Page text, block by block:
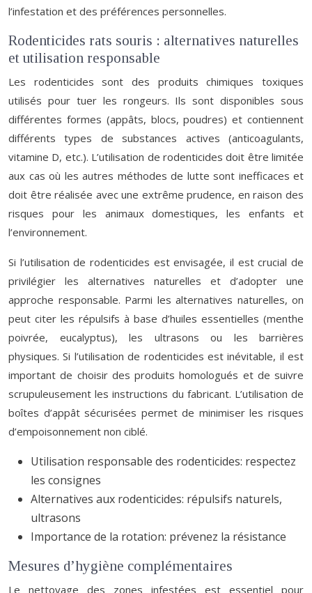
l’infestation et des préférences personnelles.
Rodenticides rats souris : alternatives naturelles
et utilisation responsable
Les rodenticides sont des produits chimiques toxiques
utilisés pour tuer les rongeurs. Ils sont disponibles sous
différentes formes (appâts, blocs, poudres) et contiennent
différents types de substances actives (anticoagulants,
vitamine D, etc.). L’utilisation de rodenticides doit être limitée
aux cas où les autres méthodes de lutte sont inefficaces et
doit être réalisée avec une extrême prudence, en raison des
risques pour les animaux domestiques, les enfants et
l’environnement.
Si l’utilisation de rodenticides est envisagée, il est crucial de
privilégier les alternatives naturelles et d’adopter une
approche responsable. Parmi les alternatives naturelles, on
peut citer les répulsifs à base d’huiles essentielles (menthe
poivrée, eucalyptus), les ultrasons ou les barrières
physiques. Si l’utilisation de rodenticides est inévitable, il est
important de choisir des produits homologués et de suivre
scrupuleusement les instructions du fabricant. L’utilisation de
boîtes d’appât sécurisées permet de minimiser les risques
d’empoisonnement non ciblé.
Utilisation responsable des rodenticides: respectez
les consignes
Alternatives aux rodenticides: répulsifs naturels,
ultrasons
Importance de la rotation: prévenez la résistance
Mesures d’hygiène complémentaires
Le nettoyage des zones infestées est essentiel pour